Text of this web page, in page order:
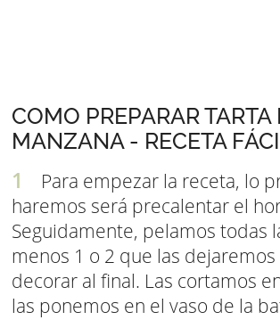
COMO PREPARAR TARTA
MANZANA - RECETA
Para empezar la receta, lo
haremos será precalentar el
Seguidamente, pelamos todas
menos 1 o 2 que las dejaremos
decorar al final. Las cortamos
las ponemos en el vaso de la